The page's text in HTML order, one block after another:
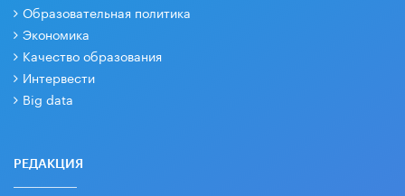
Образовательная политика
Экономика
Качество образования
Интервести
Big data
РЕДАКЦИЯ